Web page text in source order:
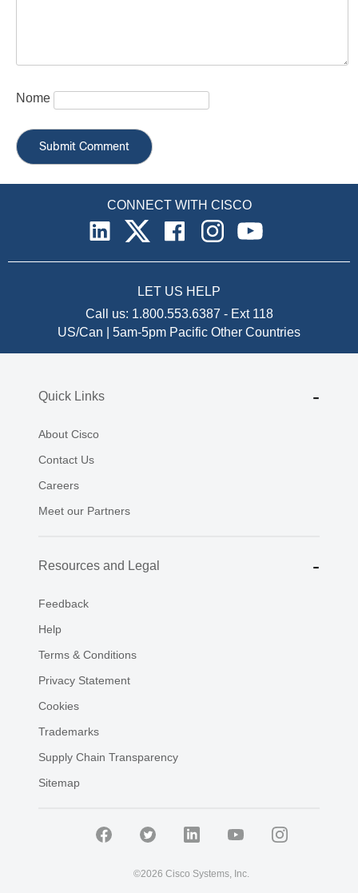
Nome
CONNECT WITH CISCO
LET US HELP
Call us: 1.800.553.6387 - Ext 118
US/Can | 5am-5pm Pacific Other Countries